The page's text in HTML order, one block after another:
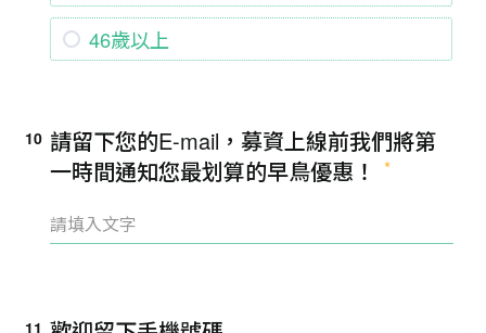
46歲以上
10 請留下您的E-mail，募資上線前我們將第
一時間通知您最划算的早鳥優惠！
11